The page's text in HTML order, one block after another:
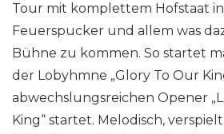
Tour mit komplettem Hofstaat
Feuerspucker und allem was
Bühne zu kommen. So startet
der Lobyhmne „Glory To Our
abwechslungsreichen Opener
King“ startet. Melodisch,